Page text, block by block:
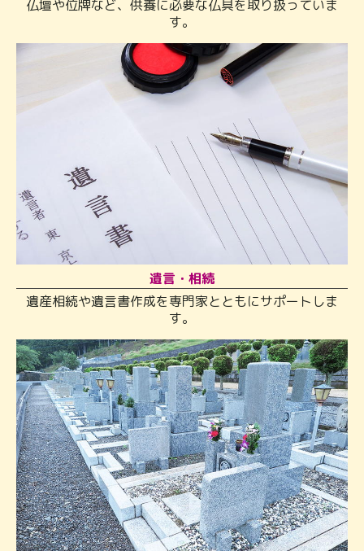
仏壇や位牌など、供養に必要な仏具を取り扱っていま
す。
遺言・相続
遺産相続や遺言書作成を専門家とともにサポートしま
す。